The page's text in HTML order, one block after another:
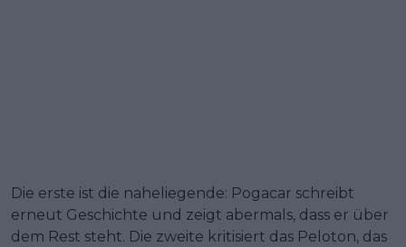
Die erste ist die naheliegende: Pogacar schreibt
erneut Geschichte und zeigt abermals, dass er über
dem Rest steht. Die zweite kritisiert das Peloton, das